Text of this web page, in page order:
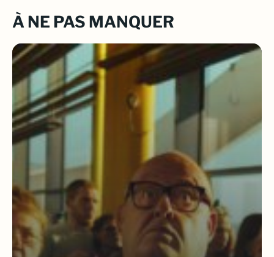
À NE PAS MANQUER